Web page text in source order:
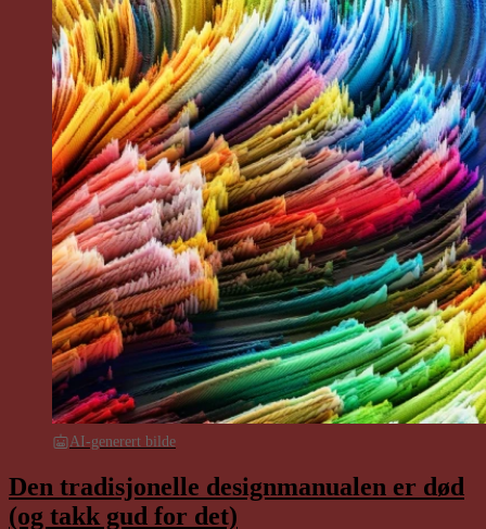
AI-generert bilde
Den tradisjonelle designmanualen er død
(og takk gud for det)